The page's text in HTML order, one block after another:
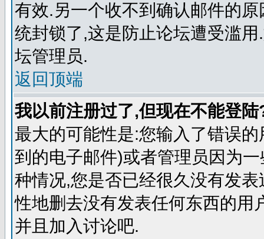
有效.另一个收不到确认邮件的
统封锁了,这是防止论坛遭受滥
坛管理员.
返回顶端
我以前注册过了,但现在不能登
最大的可能性是:您输入了错误
到的电子邮件)或者管理员因为
种情况,您是否已经很久没有发
性地删去没有发表任何东西的用
并且加入讨论吧.